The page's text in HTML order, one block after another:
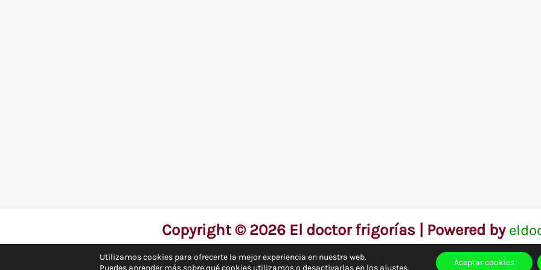
Copyright © 2026 El doctor frigorías | Powered by
Utilizamos cookies para ofrecerte la mejor experiencia en nuestra web.
Puedes aprender más sobre qué cookies utilizamos o desactivarlas en los ajustes.
Aceptar cookies